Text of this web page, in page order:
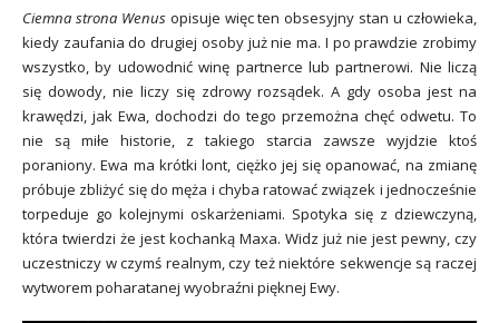
Ciemna strona Wenusopisuje więc ten obsesyjny stan u człowieka,
kiedy zaufania do drugiej osoby już nie ma. I po prawdzie zrobimy
wszystko, by udowodnić winę partnerce lub partnerowi. Nie liczą
się dowody, nie liczy się zdrowy rozsądek. A gdy osoba jest na
krawędzi, jak Ewa, dochodzi do tego przemożna chęć odwetu. To
nie są miłe historie, z takiego starcia zawsze wyjdzie ktoś
poraniony. Ewa ma krótki lont, ciężko jej się opanować, na zmianę
próbuje zbliżyć się do męża i chyba ratować związek i jednocześnie
torpeduje go kolejnymi oskarżeniami. Spotyka się z dziewczyną,
która twierdzi że jest kochanką Maxa. Widz już nie jest pewny, czy
uczestniczy w czymś realnym, czy też niektóre sekwencje są raczej
wytworem poharatanej wyobraźni pięknej Ewy.